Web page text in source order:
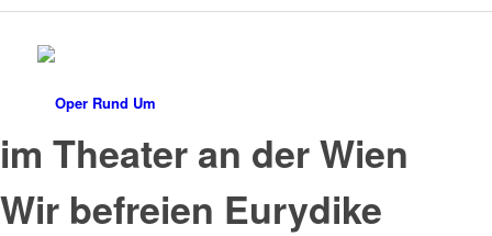
im Theater an der Wien
Wir befreien Eurydike